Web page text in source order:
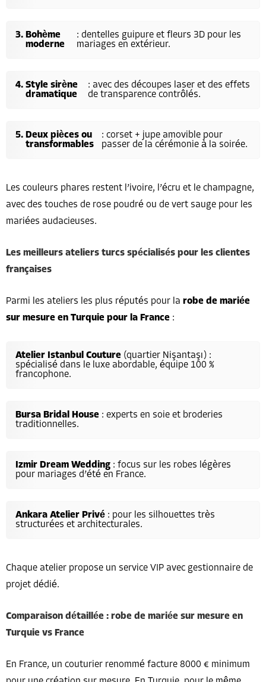
Bohème
moderne
: dentelles guipure et fleurs 3D pour les
mariages en extérieur.
Style sirène
dramatique
: avec des découpes laser et des effets
de transparence contrôlés.
Deux pièces ou
transformables
: corset + jupe amovible pour
passer de la cérémonie à la soirée.
Les couleurs phares restent l’ivoire, l’écru et le champagne,
avec des touches de rose poudré ou de vert sauge pour les
mariées audacieuses.
Les meilleurs ateliers turcs spécialisés pour les clientes
françaises
Parmi les ateliers les plus réputés pour la robe de mariée
sur mesure en Turquie pour la France :
Atelier Istanbul Couture (quartier Nişantaşı) :
spécialisé dans le luxe abordable, équipe 100 %
francophone.
Bursa Bridal House : experts en soie et broderies
traditionnelles.
Izmir Dream Wedding : focus sur les robes légères
pour mariages d’été en France.
Ankara Atelier Privé : pour les silhouettes très
structurées et architecturales.
Chaque atelier propose un service VIP avec gestionnaire de
projet dédié.
Comparaison détaillée : robe de mariée sur mesure en
Turquie vs France
En France, un couturier renommé facture 8000 € minimum